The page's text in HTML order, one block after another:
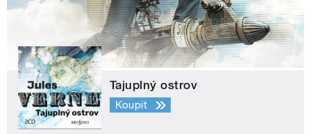
Tajuplný ostrov
Koupit